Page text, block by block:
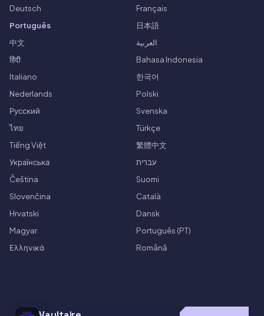
Deutsch
Français
Português
日本語
中文
العربية
हिंदी
Bahasa Indonesia
Italiano
한국어
Nederlands
Polski
Русский
Svenska
ไทย
Türkçe
Tiếng Việt
繁體中文
Українська
עברית
Čeština
Suomi
Slovenčina
Català
Hrvatski
Dansk
Magyar
Português (PT)
Ελληνικά
Română